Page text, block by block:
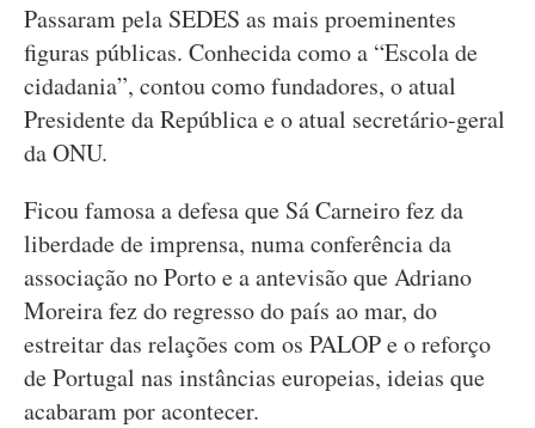
Passaram pela SEDES as mais proeminentes
figuras públicas. Conhecida como a “Escola de
cidadania”, contou como fundadores, o atual
Presidente da República e o atual secretário-geral
da ONU.
Ficou famosa a defesa que Sá Carneiro fez da
liberdade de imprensa, numa conferência da
associação no Porto e a antevisão que Adriano
Moreira fez do regresso do país ao mar, do
estreitar das relações com os PALOP e o reforço
de Portugal nas instâncias europeias, ideias que
acabaram por acontecer.